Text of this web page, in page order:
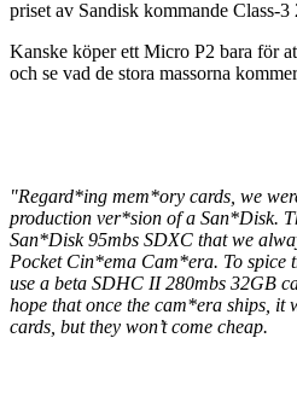
priset av Sandisk kommande Class-
Kanske köper ett Micro P2 bara för
och se vad de stora massorna
"Regard*ing mem*ory cards, we
production ver*sion of a San*Disk.
San*Disk 95mbs SDXC that we
Pocket Cin*ema Cam*era. To spice
use a beta SDHC II 280mbs 32GB
hope that once the cam*era ships,
cards, but they won’t come cheap.